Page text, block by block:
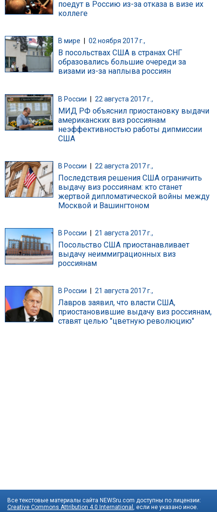
поедут в Россию из-за отказа в визе их
коллеге
В мире 02 ноября 2017 г.,
В посольствах США в странах СНГ
образовались большие очереди за
визами из-за наплыва россиян
В России | 22 августа 2017 г.,
МИД РФ объяснил приостановку выдачи
американских виз россиянам
неэффективностью работы дипмиссии
США
В России 22 августа 2017 г.,
Последствия решения США ограничить
выдачу виз россиянам: кто станет
жертвой дипломатической войны между
Москвой и Вашингтоном
В России 21 августа 2017 г.,
Посольство США приостанавливает
выдачу неиммиграционных виз
россиянам
В России 21 августа 2017 г.,
Лавров заявил, что власти США,
приостановившие выдачу виз россиянам,
ставят целью "цветную революцию"
Все текстовые материалы сайта NEWSru.com доступны по лицензии:
Creative Commons Attribution 4.0 International
, если не указано иное.